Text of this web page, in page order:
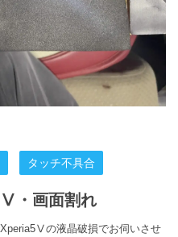
タッチ不具合
・画面割れ
の液晶破損でお伺いさせ